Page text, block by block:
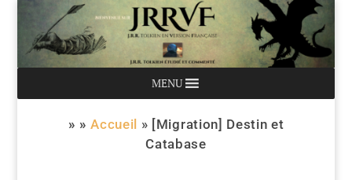
MENU
» » Accueil » [Migration] Destin et
Catabase